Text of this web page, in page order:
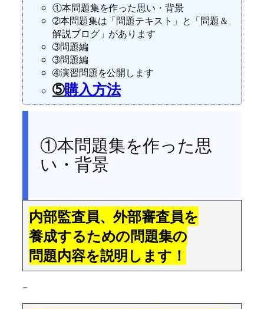
①本問題集を作った思い・背景
➁本問題集は「問題テキスト」と「問題＆
解説ブログ」があります
➂問題編
➂問題編
➃演習問題を公開します
➄購入方法
①本問題集を作った思
い・背景
内部監査員、外部審査員を
養成するための問題集の
問題内容を説明します！
–